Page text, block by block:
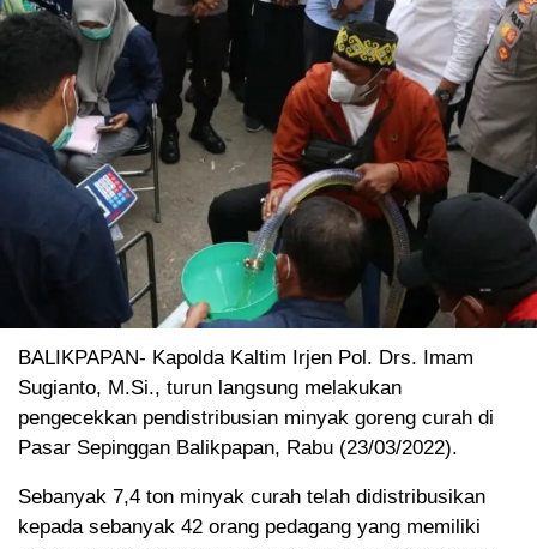
BALIKPAPAN- Kapolda Kaltim Irjen Pol. Drs. Imam
Sugianto, M.Si., turun langsung melakukan
pengecekkan pendistribusian minyak goreng curah di
Pasar Sepinggan Balikpapan, Rabu (23/03/2022).
Sebanyak 7,4 ton minyak curah telah didistribusikan
kepada sebanyak 42 orang pedagang yang memiliki